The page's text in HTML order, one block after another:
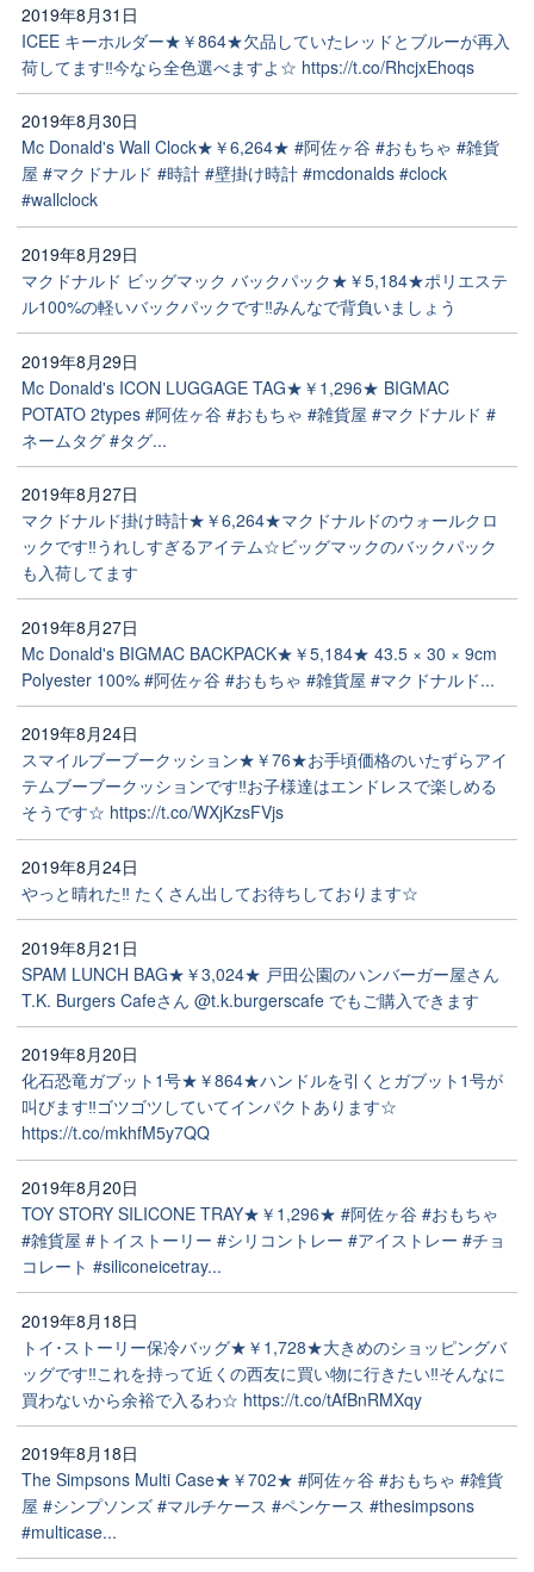
2019年8月31日
ICEE キーホルダー★￥864★欠品していたレッドとブルーが再入
荷してます‼️今なら全色選べますよ☆ https://t.co/RhcjxEhoqs
2019年8月30日
Mc Donald's Wall Clock★￥6,264★ #阿佐ヶ谷 #おもちゃ #雑貨
屋 #マクドナルド #時計 #壁掛け時計 #mcdonalds #clock
#wallclock
2019年8月29日
マクドナルド ビッグマック バックパック★￥5,184★ポリエステ
ル100%の軽いバックパックです‼️みんなで背負いましょう
2019年8月29日
Mc Donald's ICON LUGGAGE TAG★￥1,296★ BIGMAC
POTATO 2types #阿佐ヶ谷 #おもちゃ #雑貨屋 #マクドナルド #
ネームタグ #タグ...
2019年8月27日
マクドナルド掛け時計★￥6,264★マクドナルドのウォールクロ
ックです‼️うれしすぎるアイテム☆ビッグマックのバックパック
も入荷してます
2019年8月27日
Mc Donald's BIGMAC BACKPACK★￥5,184★ 43.5 × 30 × 9cm
Polyester 100% #阿佐ヶ谷 #おもちゃ #雑貨屋 #マクドナルド...
2019年8月24日
スマイルブーブークッション★￥76★お手頃価格のいたずらアイ
テムブーブークッションです‼️お子様達はエンドレスで楽しめる
そうです☆ https://t.co/WXjKzsFVjs
2019年8月24日
やっと晴れた‼️ たくさん出してお待ちしております☆
2019年8月21日
SPAM LUNCH BAG★￥3,024★ 戸田公園のハンバーガー屋さん
T.K. Burgers Cafeさん @t.k.burgerscafe でもご購入できます
2019年8月20日
化石恐竜ガブット1号★￥864★ハンドルを引くとガブット1号が
叫びます‼️ゴツゴツしていてインパクトあります☆
https://t.co/mkhfM5y7QQ
2019年8月20日
TOY STORY SILICONE TRAY★￥1,296★ #阿佐ヶ谷 #おもちゃ
#雑貨屋 #トイストーリー #シリコントレー #アイストレー #チョ
コレート #siliconeicetray...
2019年8月18日
トイ･ストーリー保冷バッグ★￥1,728★大きめのショッピングバ
ッグです‼️これを持って近くの西友に買い物に行きたい‼️そんなに
買わないから余裕で入るわ☆ https://t.co/tAfBnRMXqy
2019年8月18日
The Simpsons Multi Case★￥702★ #阿佐ヶ谷 #おもちゃ #雑貨
屋 #シンプソンズ #マルチケース #ペンケース #thesimpsons
#multicase...